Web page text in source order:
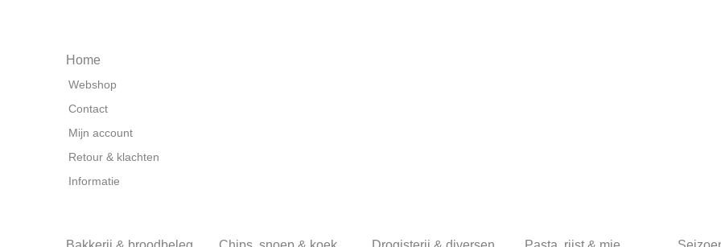
Home
Webshop
Contact
Mijn account
Retour & klachten
Informatie